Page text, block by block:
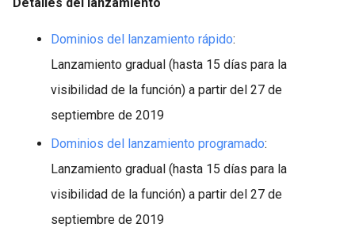
Dominios del lanzamiento rápido:
Lanzamiento gradual (hasta 15 días para la
visibilidad de la función) a partir del 27 de
septiembre de 2019
Dominios del lanzamiento programado:
Lanzamiento gradual (hasta 15 días para la
visibilidad de la función) a partir del 27 de
septiembre de 2019